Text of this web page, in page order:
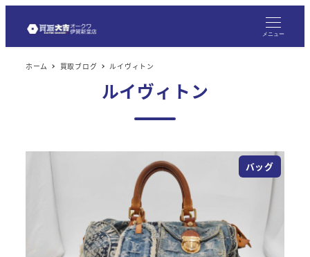
メニュー
ホーム 買取ブログ ルイヴィトン
ルイヴィトン
バッグ